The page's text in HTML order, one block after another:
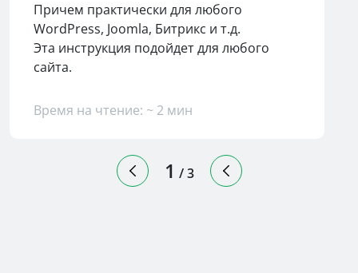
Причем практически для любого
WordPress, Joomla, Битрикс и т.д.
Эта инструкция подойдет для любого
сайта.
Время на чтение: ~ 2 мин
1 / 3